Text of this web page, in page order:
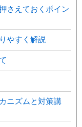
さえておくポイン
やすく解説
ニズムと対策講